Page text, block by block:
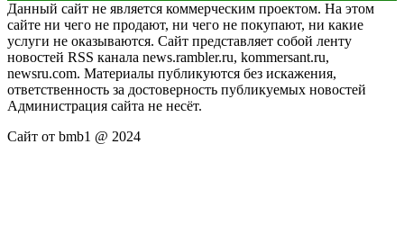
Данный сайт не является коммерческим проектом. На этом
сайте ни чего не продают, ни чего не покупают, ни какие
услуги не оказываются. Сайт представляет собой ленту
новостей RSS канала news.rambler.ru, kommersant.ru,
newsru.com. Материалы публикуются без искажения,
ответственность за достоверность публикуемых новостей
Администрация сайта не несёт.
Сайт от bmb1 @ 2024